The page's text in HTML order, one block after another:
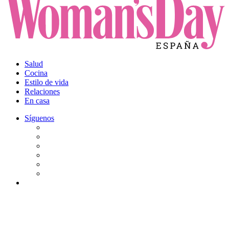
Salud
Cocina
Estilo de vida
Relaciones
En casa
Síguenos